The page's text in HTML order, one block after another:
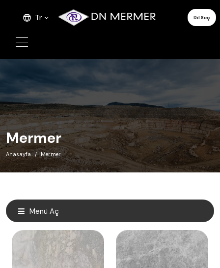
Tr Dil Seç
Mermer
Anasayfa Mermer
Menü Aç